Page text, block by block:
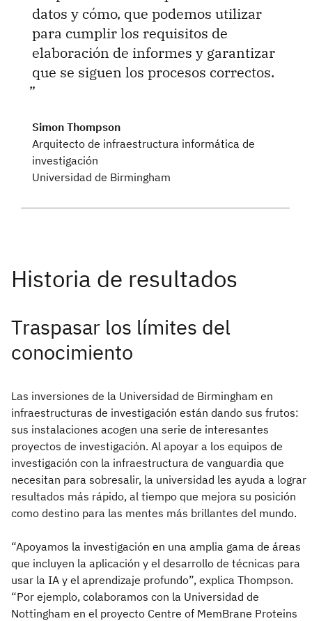
datos y cómo, que podemos utilizar
para cumplir los requisitos de
elaboración de informes y garantizar
que se siguen los procesos correctos.
Simon Thompson
Arquitecto de infraestructura informática de
investigación
Universidad de Birmingham
Traspasar los límites del
conocimiento
Las inversiones de la Universidad de Birmingham en
infraestructuras de investigación están dando sus frutos:
sus instalaciones acogen una serie de interesantes
proyectos de investigación. Al apoyar a los equipos de
investigación con la infraestructura de vanguardia que
necesitan para sobresalir, la universidad les ayuda a lograr
resultados más rápido, al tiempo que mejora su posición
como destino para las mentes más brillantes del mundo.
“Apoyamos la investigación en una amplia gama de áreas
que incluyen la aplicación y el desarrollo de técnicas para
usar la IA y el aprendizaje profundo”, explica Thompson.
“Por ejemplo, colaboramos con la Universidad de
Nottingham en el proyecto Centre of MemBrane Proteins